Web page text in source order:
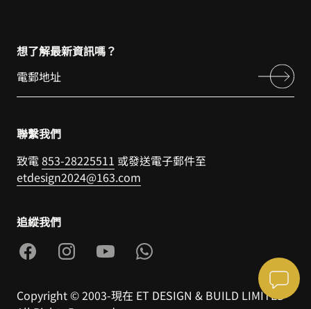
想了解最新資訊嗎？
聯繫我們
致電853-28225511 或發送電子郵件至
etdesign2024@163.com
追縱我們
Copyright © 2003-現在 ET DESIGN & BUILD LIMITED